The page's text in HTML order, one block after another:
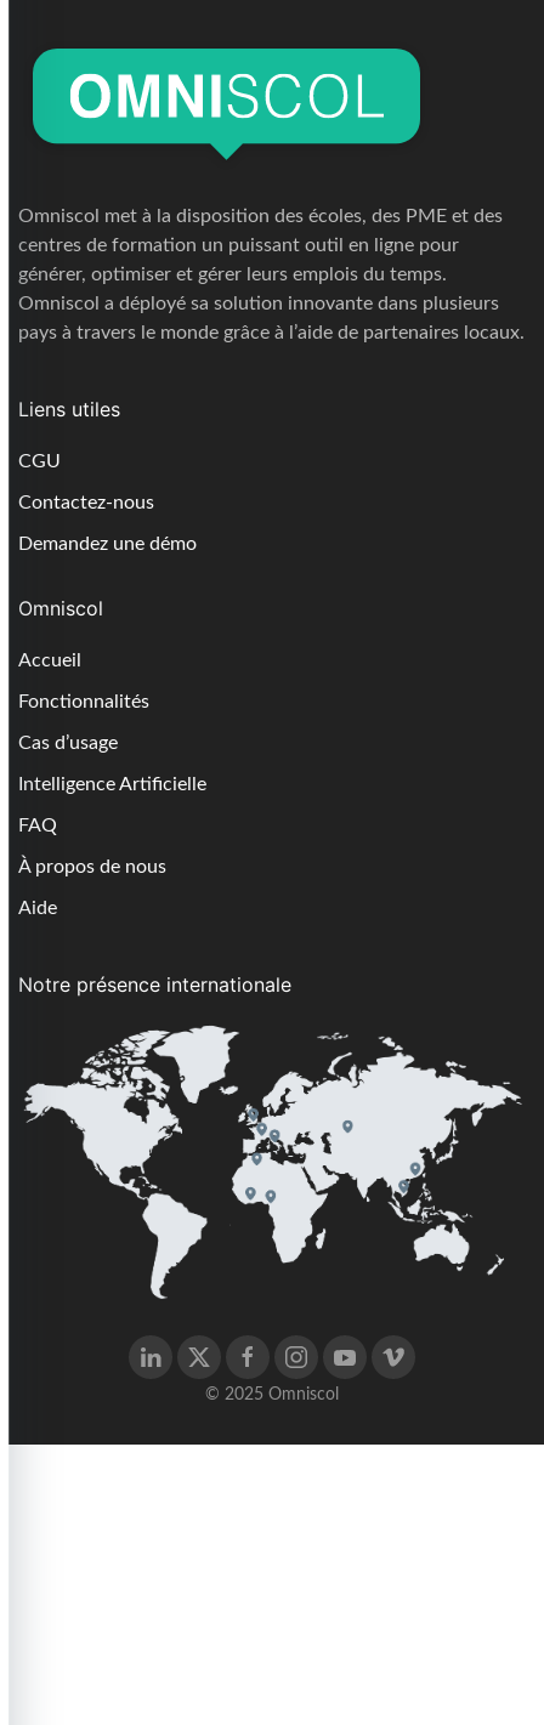
Omniscol met à la disposition des écoles, des PME et des
centres de formation un puissant outil en ligne pour
générer, optimiser et gérer leurs emplois du temps.
Omniscol a déployé sa solution innovante dans plusieurs
pays à travers le monde grâce à l’aide de partenaires locaux.
Liens utiles
CGU
Contactez-nous
Demandez une démo
Omniscol
Accueil
Fonctionnalités
Cas d’usage
Intelligence Artificielle
FAQ
À propos de nous
Aide
Notre présence internationale
© 2025 Omniscol